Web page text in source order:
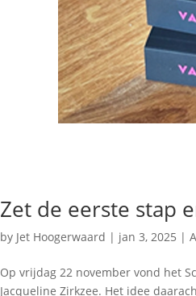
Zet de eerste stap
by Jet Hoogerwaard | jan 3, 2025 |
Op vrijdag 22 november vond het
Jacqueline Zirkzee. Het idee